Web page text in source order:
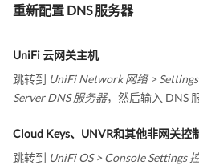
重新配置 DNS 服务器
UniFi 云网关主机
跳转到 UniFi Network 网络 >
Server DNS 服务器，然后输入 DNS
Cloud Keys、UNVR和其他非网关控
跳转到 UniFi OS > Console Settings